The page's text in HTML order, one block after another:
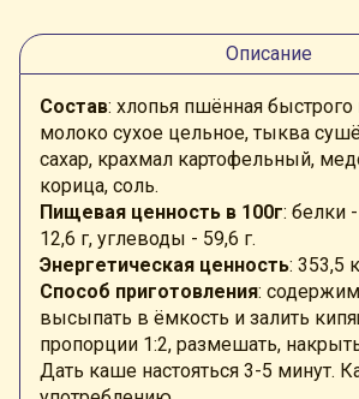
Описание
Состав: хлопья пшённая быстрого
молоко сухое цельное, тыква
сахар, крахмал картофельный,
корица, соль.
Пищевая ценность в 100г: белки
12,6 г, углеводы - 59,6 г.
Энергетическая ценность: 353,5
Способ приготовления:
высыпать в ёмкость и залить
пропорции 1:2, размешать,
Дать каше настояться 3-5 минут.